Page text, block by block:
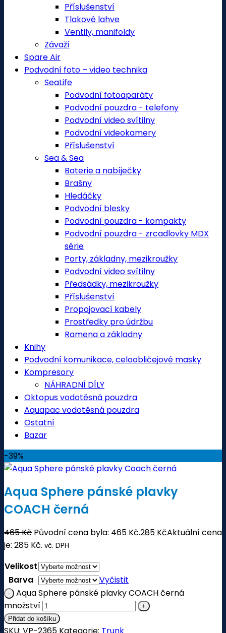
Příslušenství
Tlakové lahve
Ventily, manifoldy
Závaží
Spare Air
Podvodní foto – video technika
SeaLife
Podvodní fotoaparáty
Podvodní pouzdra - telefony
Podvodní video svítilny
Podvodní videokamery
Příslušenství
Sea & Sea
Baterie a nabíječky
Brašny
Hledáčky
Podvodní blesky
Podvodní pouzdra - kompakty
Podvodní pouzdra - zrcadlovky MDX
série
Porty, základny, mezikroužky
Podvodní video svítilny
Předsádky, mezikroužky
Příslušenství
Propojovací kabely
Prostředky pro údržbu
Ramena a základny
Knihy
Podvodní komunikace, celoobličejové masky
Kompresory
NÁHRADNÍ DÍLY
Oktopus vodotěsná pouzdra
Aquapac vodotěsná pouzdra
Ostatní
Bazar
-39%
Aqua Sphere pánské plavky
COACH černá
465Kč Původní cena byla: 465 Kč.285 KčAktuální cena
je: 285 Kč. vč. DPH
Velikost
Barva
Vyčistit
Aqua Sphere pánské plavky COACH černá
množství
Přidat do košíku